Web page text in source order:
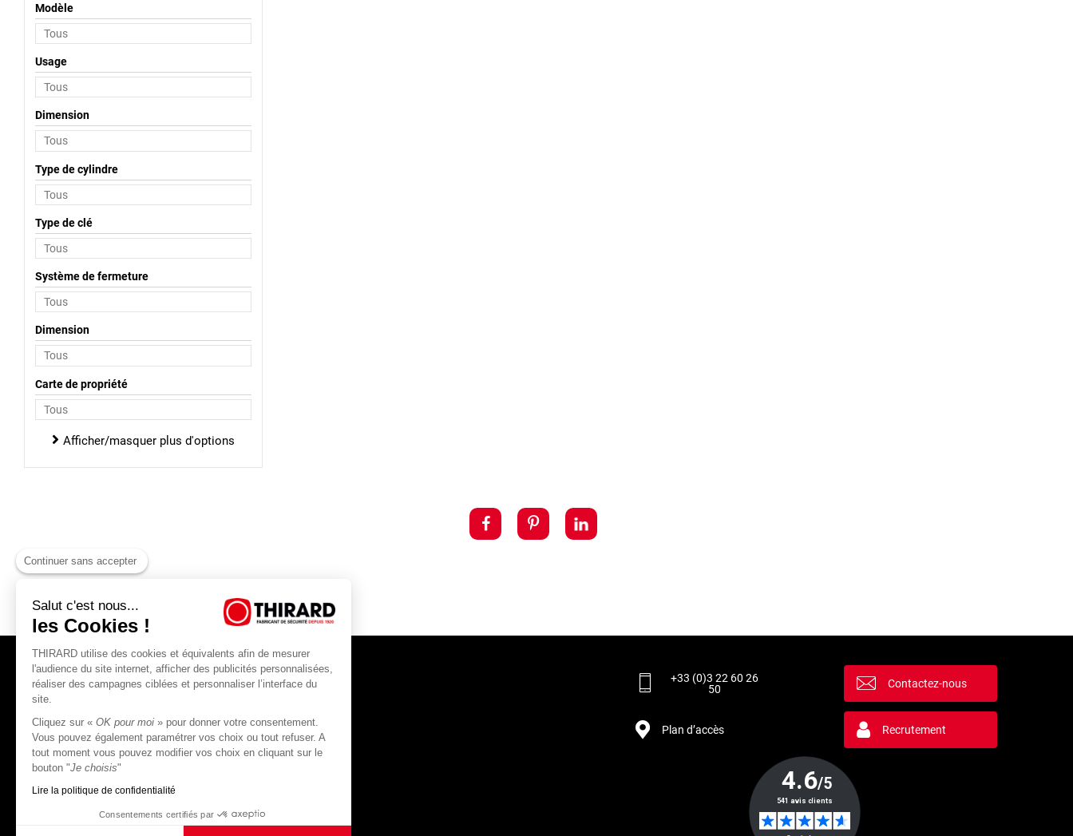
Modèle
Usage
Dimension
Type de cylindre
Type de clé
Système de fermeture
Dimension
Carte de propriété
Afficher/masquer plus d'options
THIRARD S.A.S
45, rue Jean Jaurès
80390 Fressenneville
CS 60004 France
+33 (0)3 22 60 26
50
Contactez-nous
Plan d’accès Recrutement
Continuer sans accepter
Salut c'est nous...
les Cookies !
THIRARD utilise des cookies et équivalents afin de mesurer
l'audience du site internet, afficher des publicités personnalisées,
réaliser des campagnes ciblées et personnaliser l’interface du
site.
Cliquez sur « OK pour moi » pour donner votre consentement.
Vous pouvez également paramétrer vos choix ou tout refuser. A
tout moment vous pouvez modifier vos choix en cliquant sur le
bouton "Je choisis"
Lire la politique de confidentialité
Consentements certifiés par